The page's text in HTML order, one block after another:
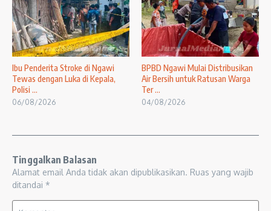
Ibu Penderita Stroke di Ngawi
Tewas dengan Luka di Kepala,
Polisi ...
06/08/2026
BPBD Ngawi Mulai Distribusikan
Air Bersih untuk Ratusan Warga
Ter ...
04/08/2026
Tinggalkan Balasan
Alamat email Anda tidak akan dipublikasikan. Ruas yang wajib
ditandai *